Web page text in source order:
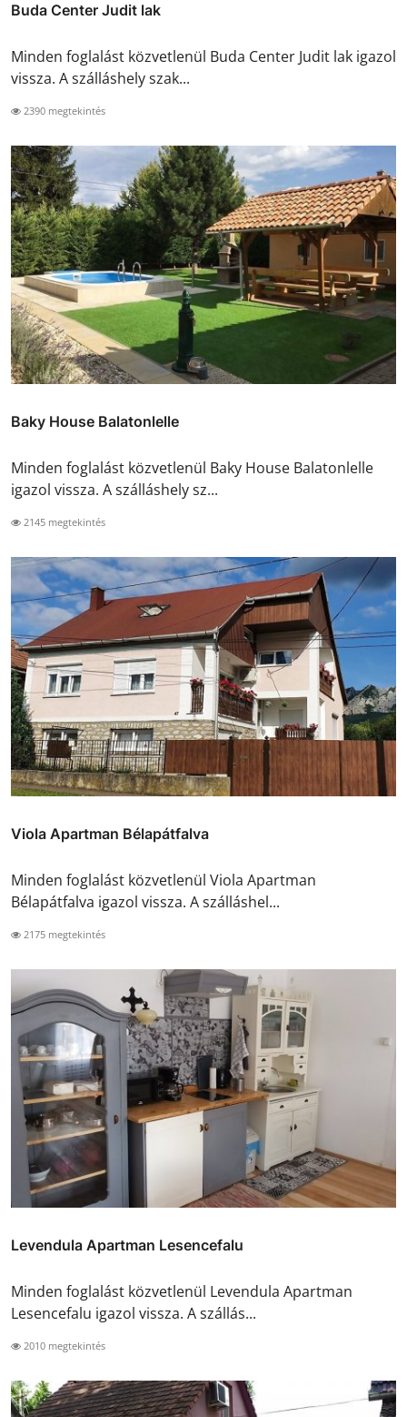
Buda Center Judit lak
Minden foglalást közvetlenül Buda Center Judit lak igazol
vissza. A szálláshely szak...
2390 megtekintés
Baky House Balatonlelle
Minden foglalást közvetlenül Baky House Balatonlelle
igazol vissza. A szálláshely sz...
2145 megtekintés
Viola Apartman Bélapátfalva
Minden foglalást közvetlenül Viola Apartman
Bélapátfalva igazol vissza. A szálláshel...
2175 megtekintés
Levendula Apartman Lesencefalu
Minden foglalást közvetlenül Levendula Apartman
Lesencefalu igazol vissza. A szállás...
2010 megtekintés